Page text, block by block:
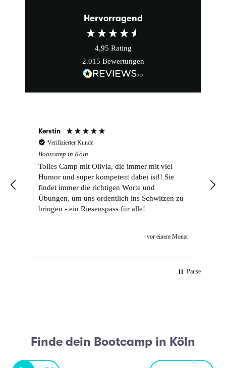
Hervorragend
4,95 Rating
2.015 Bewertungen
Diego
Verifizierter Kunde
Bootcamp in Köln
Tom ist ein hervorragender Trainer, sehr
kompetent und freundlich. Er passt auf seine
Leute auf und macht das Training interessant
und spannend für alle.
vor einem Monat
Pause
Finde dein Bootcamp in Köln